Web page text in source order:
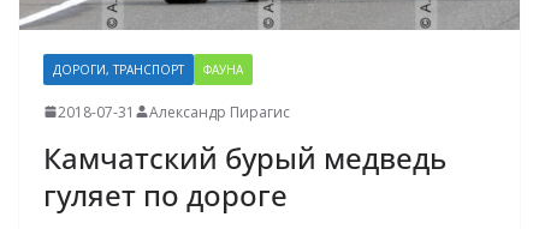
ДОРОГИ, ТРАНСПОРТ ФАУНА
2018-07-31 Александр Пирагис
Камчатский бурый медведь
гуляет по дороге